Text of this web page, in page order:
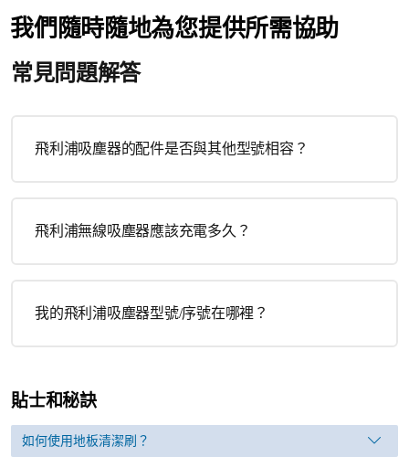
我們隨時隨地為您提供所需協助
常見問題解答
飛利浦吸塵器的配件是否與其他型號相容？
飛利浦無線吸塵器應該充電多久？
我的飛利浦吸塵器型號/序號在哪裡？
貼士和秘訣
如何使用地板清潔刷？